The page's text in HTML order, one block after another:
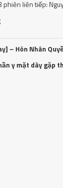
phiên liên tiếp:
– Hôn Nhân
y mặt dày gặp